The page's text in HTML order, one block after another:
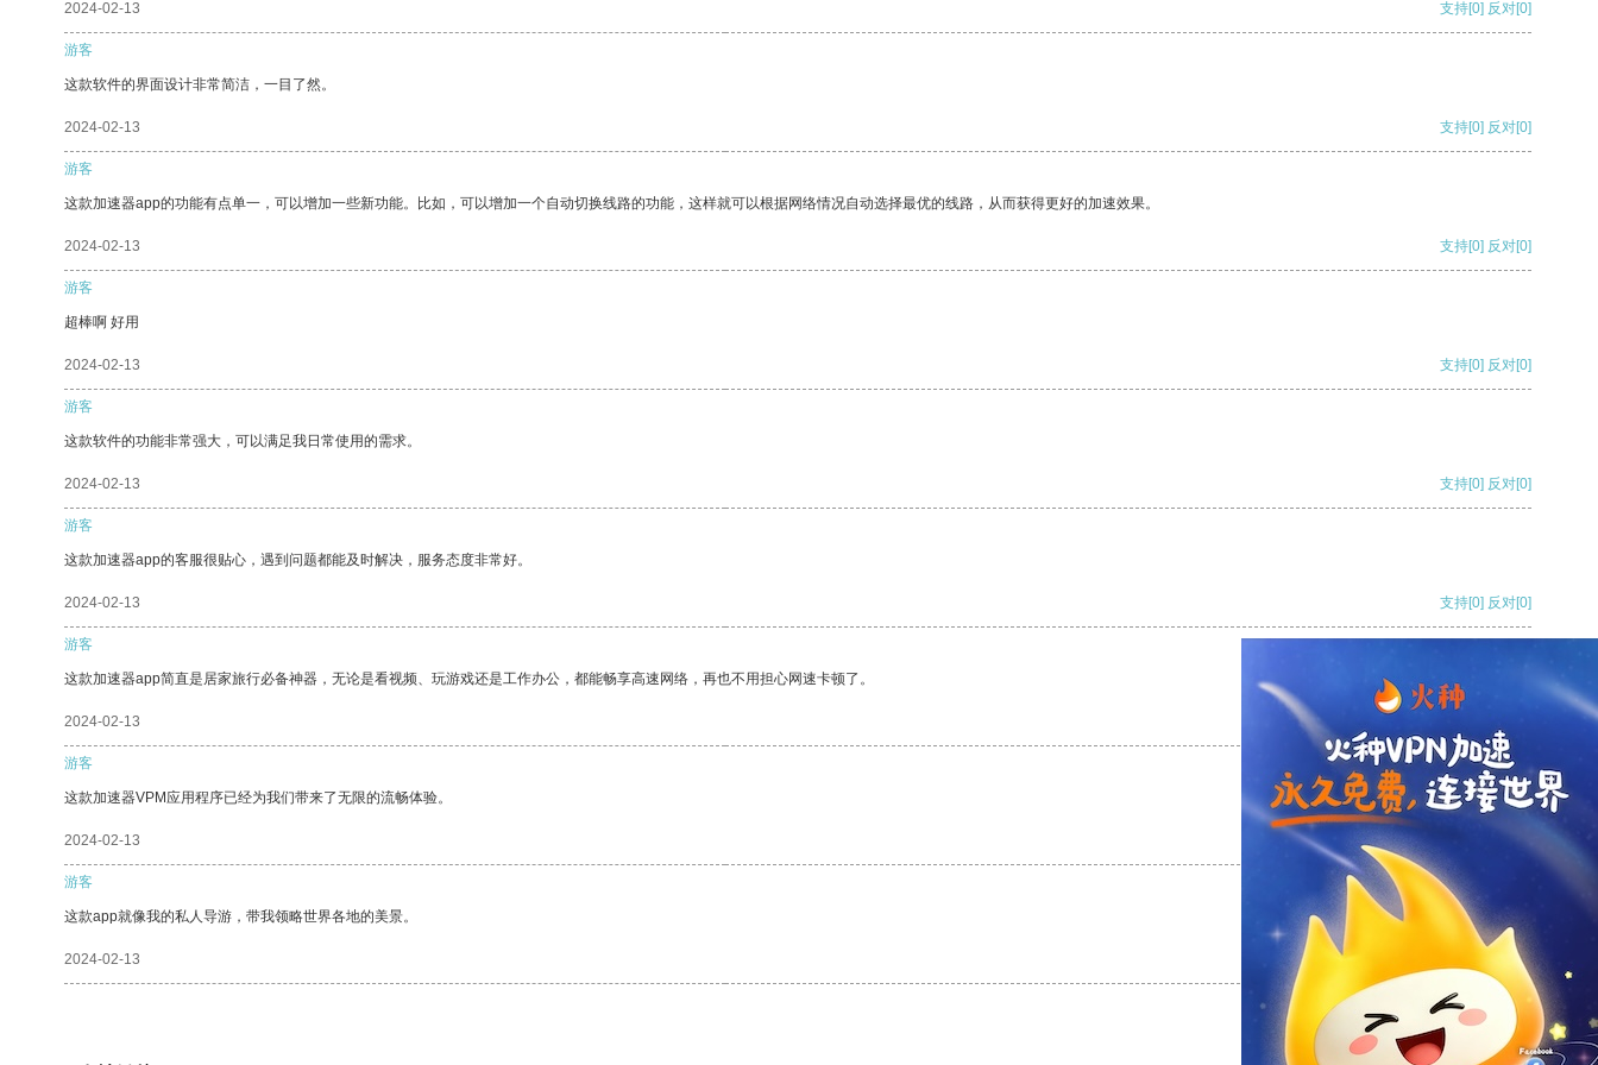
2024-02-13 支持[0] 反对[0]
游客
这款软件的界面设计非常简洁，一目了然。
2024-02-13 支持[0] 反对[0]
游客
这款加速器app的功能有点单一，可以增加一些新功能。比如，可以增加一个自动切换线路的功能，这样就可以根据网络情况自动选择最优的线路，从而获得更好的加速效果。
2024-02-13 支持[0] 反对[0]
游客
超棒啊 好用
2024-02-13 支持[0] 反对[0]
游客
这款软件的功能非常强大，可以满足我日常使用的需求。
2024-02-13 支持[0] 反对[0]
游客
这款加速器app的客服很贴心，遇到问题都能及时解决，服务态度非常好。
2024-02-13 支持[0] 反对[0]
游客
这款加速器app简直是居家旅行必备神器，无论是看视频、玩游戏还是工作办公，都能畅享高速网络，再也不用担心网速卡顿了。
2024-02-13
游客
这款加速器VPM应用程序已经为我们带来了无限的流畅体验。
2024-02-13 反对
游客
这款app就像我的私人导游，带我领略世界各地的美景。
2024-02-13 反对[0]